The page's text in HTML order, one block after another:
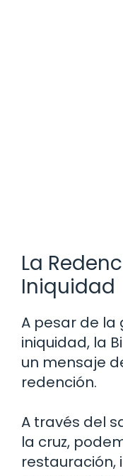
La
Iniquidad
A pesar de la
iniquidad, la
un mensaje
redención.
A través del
la cruz,
restauración,